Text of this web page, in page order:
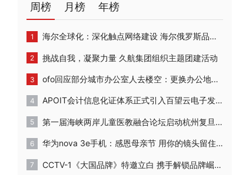
周榜 月榜 年榜
海尔全球化：深化触点网络建设 海尔俄罗斯品牌体验店开业
挑战自我，凝聚力量 久航集团组织主题团建活动
ofo回应部分城市办公室人去楼空：更换办公地点，正常运营
APOIT会计信息化证体系正式引入百望云电子发票系统
第一届海峡两岸儿童医教融合论坛启动杭州复旦儿童医院“复星”计划
华为nova 3e手机：感恩母亲节 用你的镜头留住妈妈最美的时刻
CCTV-1《大国品牌》特邀立白 携手解锁品牌崛起背后的密码